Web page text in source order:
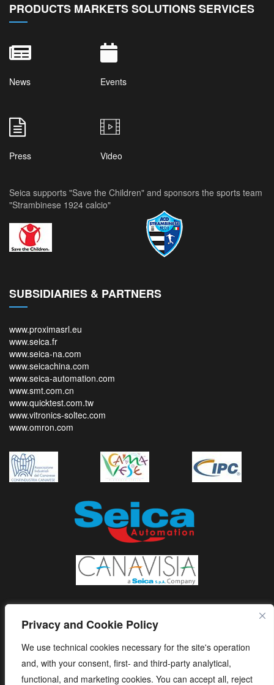
Privacy and Cookie Policy
We use technical cookies necessary for the site's operation
and, with your consent, first- and third-party analytical,
functional, and marketing cookies. You can accept all, reject
PRODUCTS MARKETS SOLUTIONS SERVICES
News Events
Press Video
Seica supports "Save the Children" and sponsors the sports team
"Strambinese 1924 calcio"
SUBSIDIARIES & PARTNERS
www.proximasrl.eu
www.seica.fr
www.seica-na.com
www.seicachina.com
www.seica-automation.com
www.smt.com.cn
www.quicktest.com.tw
www.vitronics-soltec.com
www.omron.com